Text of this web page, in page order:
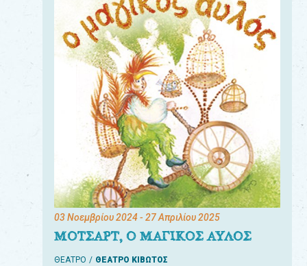
03 Νοεμβρίου 2024- 27 Απριλίου 2025
ΜΟΤΣΑΡΤ, Ο ΜΑΓΙΚΟΣ ΑΥΛΟΣ
ΘΕΑΤΡΟ ΘΕΑΤΡΟ ΚΙΒΩΤΟΣ